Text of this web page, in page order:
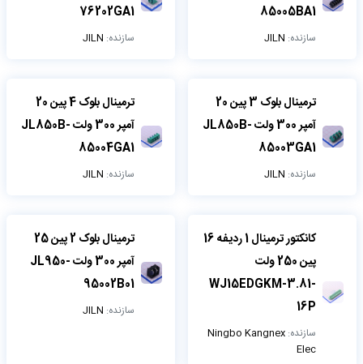
85005BA1
سازنده: JILN
76202GA1
سازنده: JILN
ترمینال بلوک 3 پین 20
آمپر 300 ولت JL850B-
85003GA1
سازنده: JILN
ترمینال بلوک 4 پین 20
آمپر 300 ولت JL850B-
85004GA1
سازنده: JILN
کانکتور ترمینال 1 ردیفه 16
پین 250 ولت
WJ15EDGKM-3.81-
16P
سازنده:Ningbo Kangnex
Elec
ترمینال بلوک 2 پین 25
آمپر 300 ولت JL950-
95002B01
سازنده: JILN